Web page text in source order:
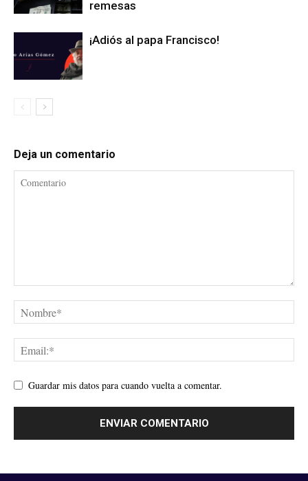
remesas
¡Adiós al papa Francisco!
Deja un comentario
Guardar mis datos para cuando vuelta a comentar.